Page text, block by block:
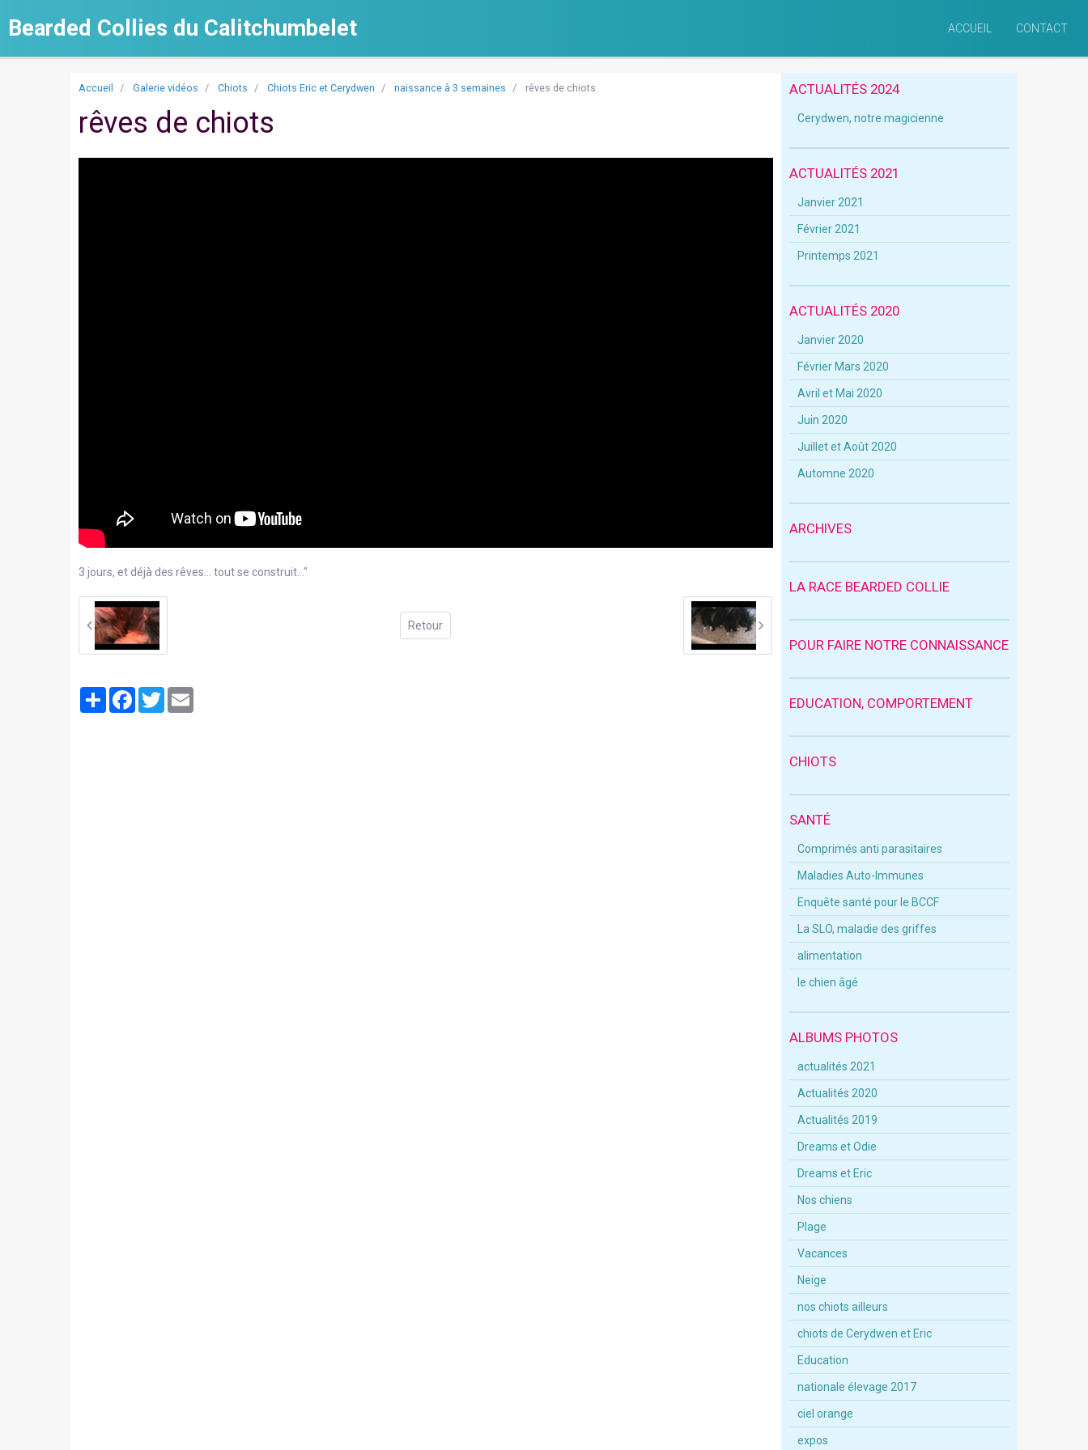
Bearded Collies du Calitchumbelet ACCUEIL CONTACT
Accueil Galerie vidéos Chiots Chiots Eric et Cerydwen naissance à 3 semaines rêves de chiots
rêves de chiots
3 jours, et déjà des rêves... tout se construit..."
Retour
PartagerFacebook
Twitter
ACTUALITÉS 2024
Cerydwen, notre magicienne
ACTUALITÉS 2021
Janvier 2021
Février 2021
Printemps 2021
ACTUALITÉS 2020
Janvier 2020
Février Mars 2020
Avril et Mai 2020
Juin 2020
Juillet et Août 2020
Automne 2020
ARCHIVES
LA RACE BEARDED COLLIE
POUR FAIRE NOTRE CONNAISSANCE
EDUCATION, COMPORTEMENT
CHIOTS
SANTÉ
Comprimés anti parasitaires
Maladies Auto-Immunes
Enquête santé pour le BCCF
La SLO, maladie des griffes
alimentation
le chien âgé
ALBUMS PHOTOS
actualités 2021
Actualités 2020
Actualités 2019
Dreams et Odie
Dreams et Eric
Nos chiens
Plage
Vacances
Neige
nos chiots ailleurs
chiots de Cerydwen et Eric
Education
nationale élevage 2017
ciel orange
expos